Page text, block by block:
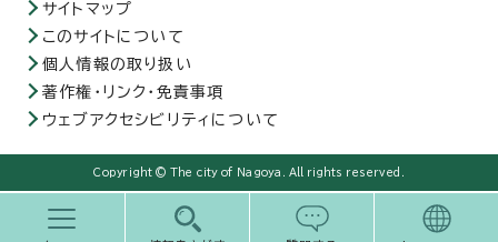
サイトマップ
このサイトについて
個人情報の取り扱い
著作権・リンク・免責事項
ウェブアクセシビリティについて
Copyright © The city of Nagoya. All rights reserved.